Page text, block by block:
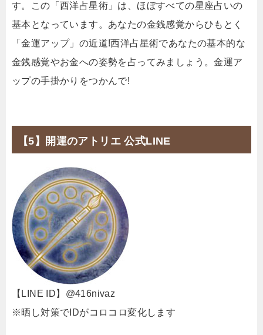
す。この「西洋占星術」は、ほぼすべての星座占いの
基本となっています。あなたの金銭感覚からひもとく
「金運アップ」の近道!西洋占星術であなたの基本的な
金銭感覚やお金への姿勢を占ってみましょう。金運ア
ップの手掛かりをつかんで!
【5】開運のアトリエ 公式LINE
【LINE ID】@416nivaz
※晒し対策でIDがコロコロ変化します